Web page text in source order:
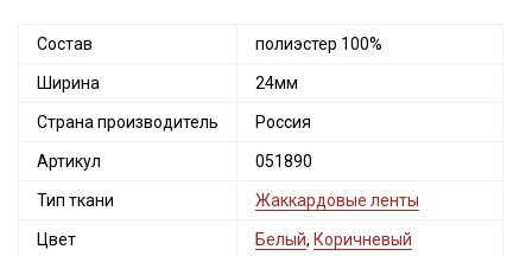
Состав полиэстер 100%
Ширина 24мм
Страна производитель Россия
Артикул 051890
Тип ткани Жаккардовые ленты
Цвет Белый, Коричневый
Секретная рассылка от Купава
Мы публикуем здесь дополнительные
категории тканей
Электронная почта